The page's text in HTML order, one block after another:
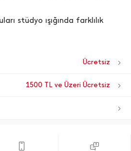
stüdyo ışığında farklılık
Ücretsiz
1500 TL ve Üzeri Ücretsiz